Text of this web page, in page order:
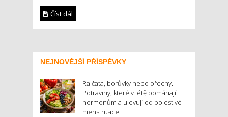
Číst dál
NEJNOVĚJŠÍ PŘÍSPĚVKY
Rajčata, borůvky nebo ořechy.
Potraviny, které v létě pomáhají
hormonům a ulevují od bolestivé
menstruace